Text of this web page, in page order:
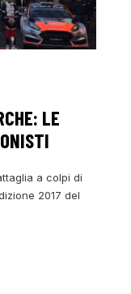
LE
a colpi di
2017 del